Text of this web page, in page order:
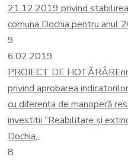
21.12.2019 privind
comuna Dochia pentru anul
9
6.02.2019
PROIECT DE HOTĂRÂRE
privind aprobarea
cu diferența de manoperă
investiții ”Reabilitare și
Dochia„
8